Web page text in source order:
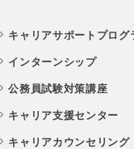
キャリアサポートプログ
インターンシップ
公務員試験対策講座
キャリア支援センター
キャリアカウンセリング